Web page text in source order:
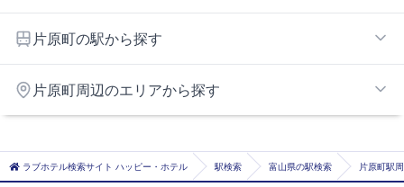
片原町の駅から探す
越中中川
急患医療センター前
江尻
片原町周辺のエリアから探す
羽咋エリア
ラブホテル検索サイト ハッピー・ホテル 駅検索 富山県の駅検索 片原町駅